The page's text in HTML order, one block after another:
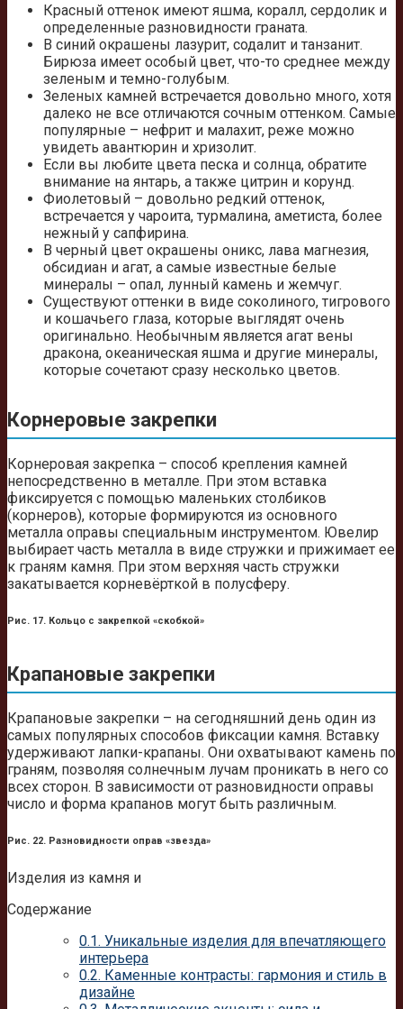
Красный оттенок имеют яшма, коралл, сердолик и
определенные разновидности граната.
В синий окрашены лазурит, содалит и танзанит.
Бирюза имеет особый цвет, что-то среднее между
зеленым и темно-голубым.
Зеленых камней встречается довольно много, хотя
далеко не все отличаются сочным оттенком. Самые
популярные – нефрит и малахит, реже можно
увидеть авантюрин и хризолит.
Если вы любите цвета песка и солнца, обратите
внимание на янтарь, а также цитрин и корунд.
Фиолетовый – довольно редкий оттенок,
встречается у чароита, турмалина, аметиста, более
нежный у сапфирина.
В черный цвет окрашены оникс, лава магнезия,
обсидиан и агат, а самые известные белые
минералы – опал, лунный камень и жемчуг.
Существуют оттенки в виде соколиного, тигрового
и кошачьего глаза, которые выглядят очень
оригинально. Необычным является агат вены
дракона, океаническая яшма и другие минералы,
которые сочетают сразу несколько цветов.
Корнеровые закрепки
Корнеровая закрепка – способ крепления камней
непосредственно в металле. При этом вставка
фиксируется с помощью маленьких столбиков
(корнеров), которые формируются из основного
металла оправы специальным инструментом. Ювелир
выбирает часть металла в виде стружки и прижимает ее
к граням камня. При этом верхняя часть стружки
закатывается корневёрткой в полусферу.
Рис. 17. Кольцо с закрепкой «скобкой»
Крапановые закрепки
Крапановые закрепки – на сегодняшний день один из
самых популярных способов фиксации камня. Вставку
удерживают лапки-крапаны. Они охватывают камень по
граням, позволяя солнечным лучам проникать в него со
всех сторон. В зависимости от разновидности оправы
число и форма крапанов могут быть различным.
Рис. 22. Разновидности оправ «звезда»
Изделия из камня и
Содержание
0.1. Уникальные изделия для впечатляющего
интерьера
0.2. Каменные контрасты: гармония и стиль в
дизайне